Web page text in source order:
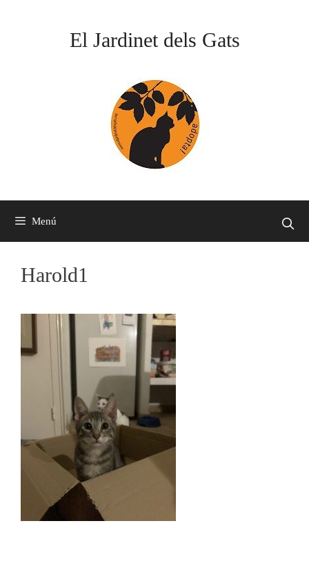
El Jardinet dels Gats
Menú
Harold1